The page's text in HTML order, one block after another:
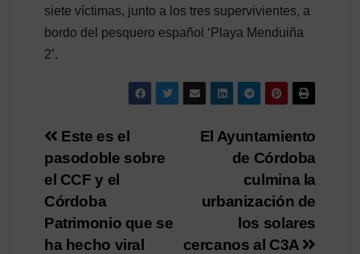
siete víctimas, junto a los tres supervivientes, a
bordo del pesquero español ‘Playa Menduiña
2’.
Navegación
de
entradas
El Ayuntamiento
de Córdoba
culmina la
urbanización de
los solares
cercanos al C3A
Este es el
pasodoble sobre
el CCF y el
Córdoba
Patrimonio que se
ha hecho viral